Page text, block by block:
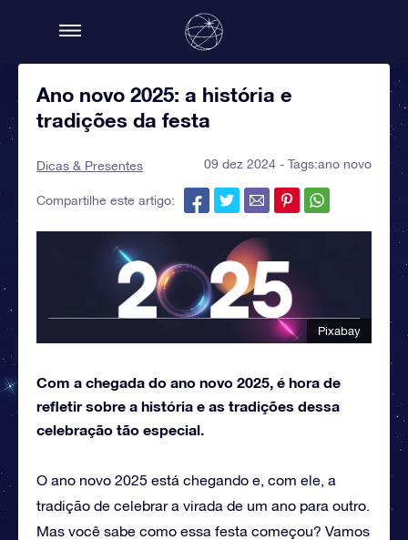
Ano novo 2025: a história e
tradições da festa
Dicas & Presentes 09 dez 2024 - Tags:ano novo
Compartilhe este artigo:
Pixabay
Com a chegada do ano novo 2025, é hora de
refletir sobre a história e as tradições dessa
celebração tão especial.
O ano novo 2025 está chegando e, com ele, a
tradição de celebrar a virada de um ano para outro.
Mas você sabe como essa festa começou? Vamos